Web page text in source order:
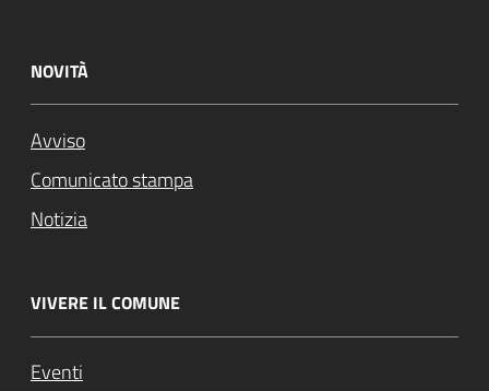
NOVITÀ
Avviso
Comunicato stampa
Notizia
VIVERE IL COMUNE
Eventi